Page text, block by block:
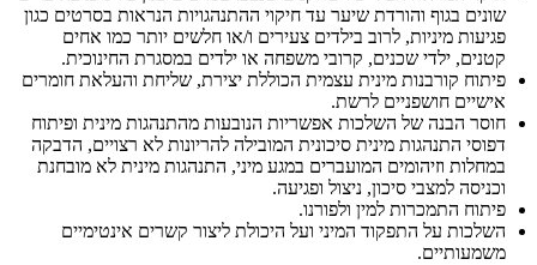
שונים בגוף והורדת שיער עד חיקוי ההתנהגויות הנראות בסרטים כגון
פגיעות מיניות, לרוב בילדים צעירים ו/או חלשים יותר כמו אחים
קטנים, ילדי שכנים, קרובי משפחה או ילדים במסגרת החינוכית.
פיתוח קורבנות מינית עצמית הכוללת יצירת, שליחת והעלאת חומרים
אישיים חושפניים לרשת.
חוסר הבנה של השלכות אפשריות הנובעות מהתנהגות מינית ופיתוח
דפוסי התנהגות מינית סיכונית המובילה להריונות לא רצויים, הדבקה
במחלות וזיהומים המועברים במגע מיני, התנהגות מינית לא מובחנת
וכניסה למצבי סיכון, ניצול ופגיעה.
פיתוח התמכרות למין ולפורנו.
השלכות על התפקוד המיני ועל היכולת ליצור קשרים אינטימיים
משמעותיים.